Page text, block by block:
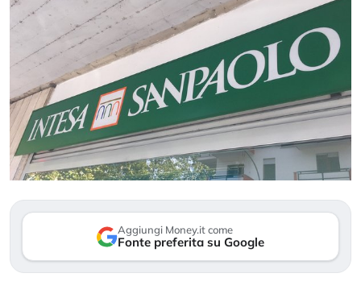
Aggiungi Money.it come
Fonte preferita su Google